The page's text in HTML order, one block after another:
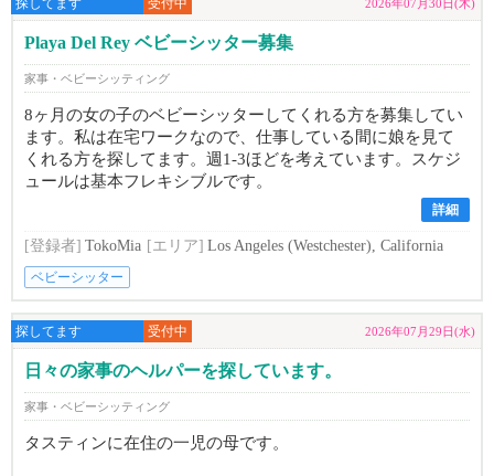
探してます 受付中 2026年07月30日(木)
Playa Del Rey ベビーシッター募集
家事・ベビーシッティング
8ヶ月の女の子のベビーシッターしてくれる方を募集してい
ます。私は在宅ワークなので、仕事している間に娘を見て
くれる方を探してます。週1-3ほどを考えています。スケジ
ュールは基本フレキシブルです。
詳細
[登録者] TokoMia [エリア] Los Angeles (Westchester), California
ベビーシッター
探してます 受付中 2026年07月29日(水)
日々の家事のヘルパーを探しています。
家事・ベビーシッティング
タスティンに在住の一児の母です。